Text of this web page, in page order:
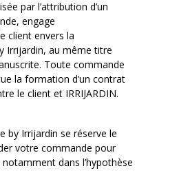
par l’attribution d’un
engage
client envers la
Irrijardin, au même titre
Toute commande
la formation d’un contrat
le client et IRRIJARDIN.
by Irrijardin se réserve le
votre commande pour
dans l’hypothèse